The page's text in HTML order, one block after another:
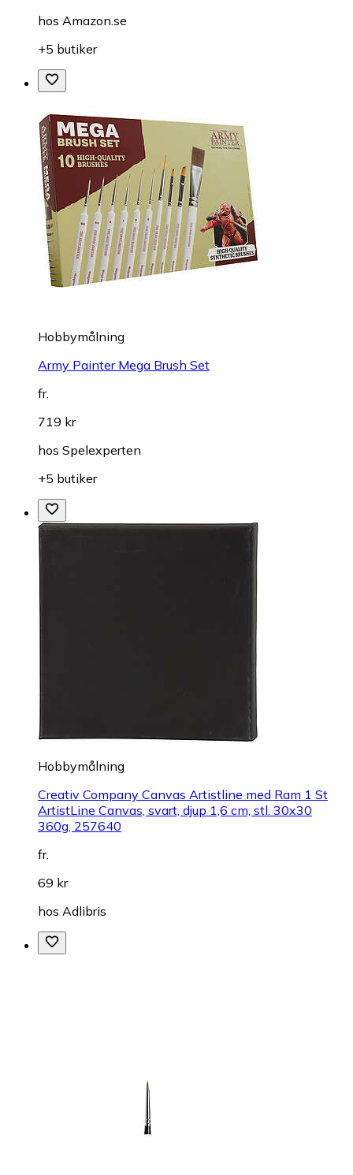
hos Amazon.se
+5 butiker
Hobbymålning
Army Painter Mega Brush Set
fr.
719 kr
hos Spelexperten
+5 butiker
Hobbymålning
Creativ Company Canvas Artistline med Ram 1 St
ArtistLine Canvas, svart, djup 1,6 cm, stl. 30x30
360g, 257640
fr.
69 kr
hos Adlibris